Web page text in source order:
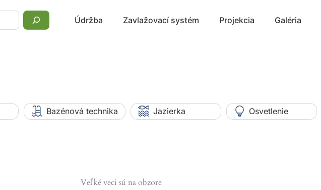
Údržba Zavlažovací systém Projekcia Galéria
Bazénová technika Jazierka Osvetlenie
Veľké veci sú na obzore